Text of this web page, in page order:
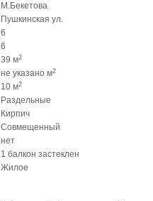
М.Бекетова
Пушкинская ул.
6
6
39 м2
не указано м2
10 м2
Раздельные
Кирпич
Совмещенный
нет
1 балкон застеклен
Жилое